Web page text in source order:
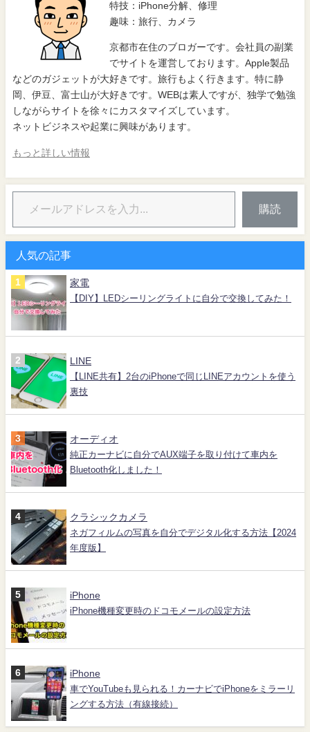
特技：iPhone分解、修理
趣味：旅行、カメラ
京都市在住のブロガーです。会社員の副業
でサイトを運営しております。Apple製品
などのガジェットが大好きです。旅行もよく行きます。特に静
岡、伊豆、富士山が大好きです。WEBは素人ですが、独学で勉強
しながらサイトを徐々にカスタマイズしています。
ネットビジネスや起業に興味があります。
もっと詳しい情報
購読
人気の記事
家電
【DIY】LEDシーリングライトに自分で交換してみた！
LINE
【LINE共有】2台のiPhoneで同じLINEアカウントを使う
裏技
オーディオ
純正カーナビに自分でAUX端子を取り付けて車内を
Bluetooth化しました！
クラシックカメラ
ネガフィルムの写真を自分でデジタル化する方法【2024
年度版】
iPhone
iPhone機種変更時のドコモメールの設定方法
iPhone
車でYouTubeも見られる！カーナビでiPhoneをミラーリ
ングする方法（有線接続）